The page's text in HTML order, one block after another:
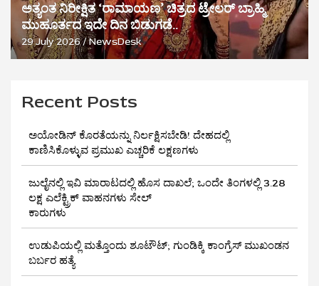
ಅತ್ಯಂತ ನಿರೀಕ್ಷಿತ ‘ರಾಮಾಯಣ’ ಚಿತ್ರದ ಟ್ರೇಲರ್ ಬ್ರಾಹ್ಮಿ
ಮುಹೂರ್ತದ ಇದೇ ದಿನ ಬಿಡುಗಡೆ..
29 July 2026 NewsDesk
Recent Posts
ಅಯೋಡಿನ್ ಕೊರತೆಯನ್ನು ನಿರ್ಲಕ್ಷಿಸಬೇಡಿ! ದೇಹದಲ್ಲಿ
ಕಾಣಿಸಿಕೊಳ್ಳುವ ಪ್ರಮುಖ ಎಚ್ಚರಿಕೆ ಲಕ್ಷಣಗಳು
ಜುಲೈನಲ್ಲಿ ಇವಿ ಮಾರಾಟದಲ್ಲಿ ಹೊಸ ದಾಖಲೆ; ಒಂದೇ ತಿಂಗಳಲ್ಲಿ 3.28
ಲಕ್ಷ ಎಲೆಕ್ಟ್ರಿಕ್ ವಾಹನಗಳು ಸೇಲ್
ಕಾರುಗಳು
ಉಡುಪಿಯಲ್ಲಿ ಮತ್ತೊಂದು ಶೂಟೌಟ್‌; ಗುಂಡಿಕ್ಕಿ ಕಾಂಗ್ರೆಸ್‌ ಮುಖಂಡನ
ಬರ್ಬರ ಹತ್ಯೆ